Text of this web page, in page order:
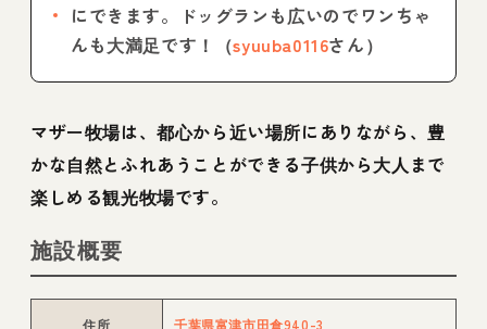
にできます。ドッグランも広いのでワンちゃ
んも大満足です！（syuuba0116さん）
マザー牧場は、都心から近い場所にありながら、豊
かな自然とふれあうことができる子供から大人まで
楽しめる観光牧場です。
施設概要
住所 千葉県富津市田倉940-3